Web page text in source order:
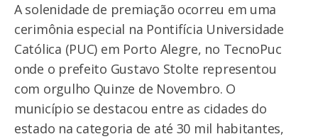
A solenidade de premiação ocorreu em uma
cerimônia especial na Pontifícia Universidade
Católica (PUC) em Porto Alegre, no TecnoPuc
onde o prefeito Gustavo Stolte representou
com orgulho Quinze de Novembro. O
município se destacou entre as cidades do
estado na categoria de até 30 mil habitantes,